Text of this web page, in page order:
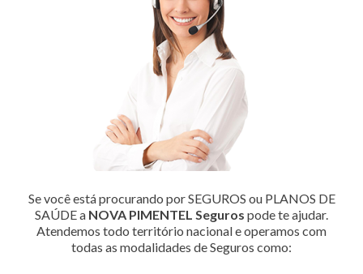
Se você está procurando por SEGUROS ou PLANOS DE
SAÚDE a NOVA PIMENTEL Seguros pode te ajudar.
Atendemos todo território nacional e operamos com
todas as modalidades de Seguros como: